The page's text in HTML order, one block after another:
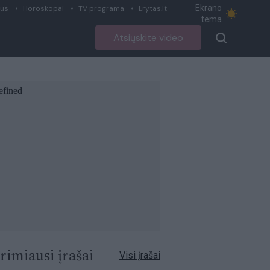
Horoskopai TV programa Lrytas.lt
Ekrano
tema
Atsiųskite video
įrašai Visi įrašai